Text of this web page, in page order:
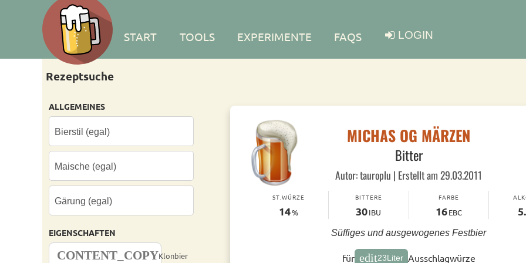
START TOOLS EXPERIMENTE FAQS LOGIN
Rezeptsuche
ALLGEMEINES
EIGENSCHAFTEN
CONTENT_COPYKlonbier
MICHAS OG MÄRZEN
Bitter
Autor: tauroplu | Erstellt am 29.03.2011
ST.WÜRZE
14%
BITTERE
30IBU
FARBE
16EBC
Süffiges und ausgewogenes Festbier
für edit23Liter Ausschlagwürze